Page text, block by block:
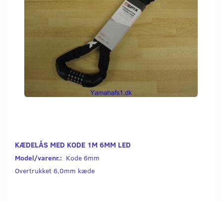
KÆDELÅS MED KODE 1M 6MM LED
Model/varenr.: Kode 6mm
Overtrukket 6,0mm kæde